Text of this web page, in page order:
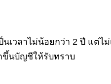
วลาไม่น้อยกว่า 2 ปี แต่ไม่
ขึ้นบัญชีให้รับทราบ